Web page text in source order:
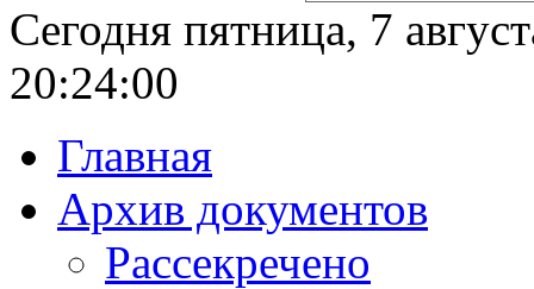
Сегодня пятница, 7
20:24:01
Главная
Архив документов
Рассекречено